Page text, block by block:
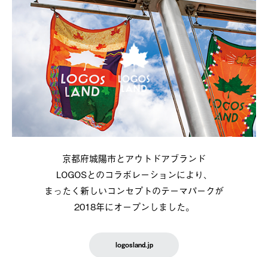
京都府城陽市とアウトドアブランド
LOGOSとのコラボレーションにより、
まったく新しいコンセプトのテーマパークが
2018年にオープンしました。
logosland.jp